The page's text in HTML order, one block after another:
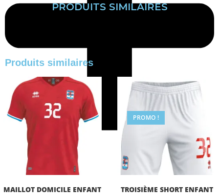
CONDITIONS DE LIVRAISON
PRODUITS SIMILAIRES
Produits similaires
MAILLOT DOMICILE ENFANT
PROMO !
TROISIÈME SHORT ENFANT